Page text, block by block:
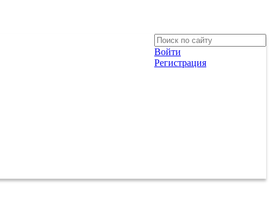
Войти
Регистрация